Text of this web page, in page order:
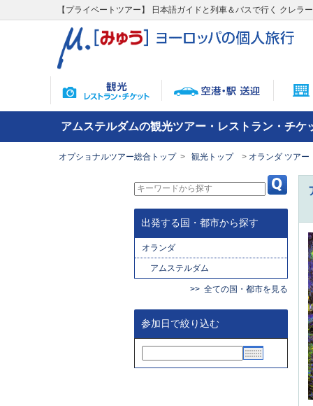
【プライベートツアー】 日本語ガイドと列車＆バスで行く クレ
アムステルダムの観光ツアー・レストラン・チケ
オプショナルツアー総合トップ 観光トップ オランダ ツアー
出発する国・都市から探す
オランダ
アムステルダム
全ての国・都市を見る
参加日で絞り込む